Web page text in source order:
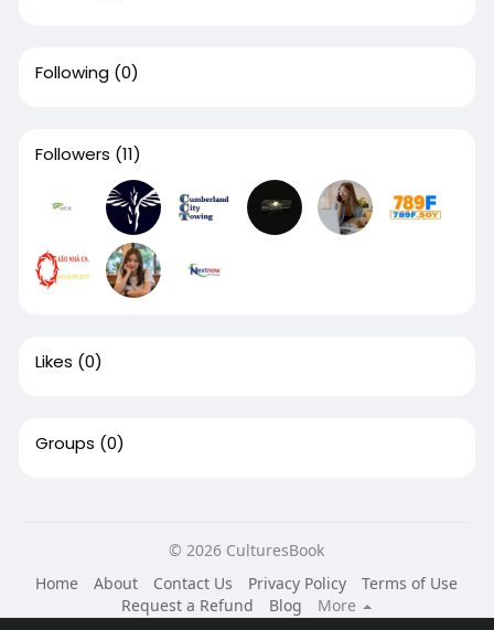
Following (0)
Followers (11)
Likes (0)
Groups (0)
© 2026 CulturesBook
Home
About Contact Us Privacy Policy
Terms of Use
Request a Refund
Blog
More